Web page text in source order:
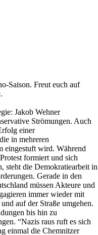
Saison. Freut euch auf
Jakob Wehner
Strömungen. Auch
einer
in mehreren
eingestuft wird. Während
formiert und sich
steht die Demokratiearbeit in
Gerade in den
müssen Akteure und
immer wieder mit
auf der Straße umgehen.
bis hin zu
“Nazis raus ruft es sich
einmal die Chemnitzer